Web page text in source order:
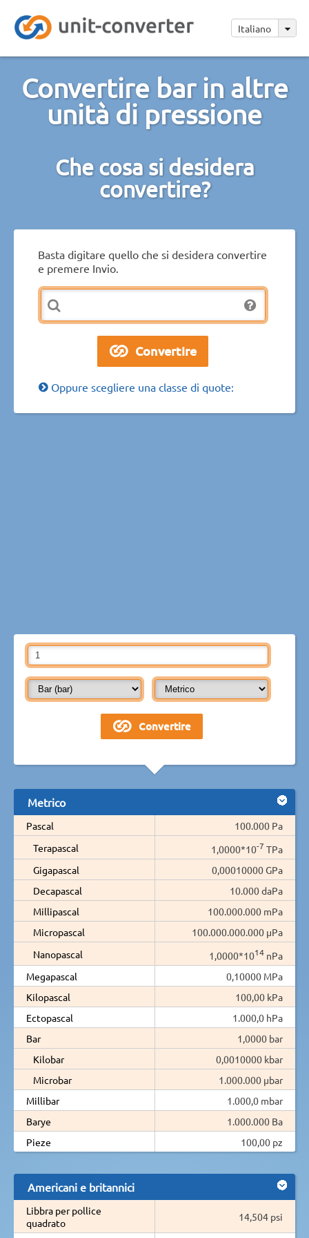
Italiano
Convertire bar in altre
unità di pressione
Che cosa si desidera
convertire?
Basta digitare quello che si desidera convertire
e premere Invio.
Oppure scegliere una classe di quote:
Metrico
Pascal
100.000 Pa
Terapascal
1,0000*10-7 TPa
Gigapascal
0,00010000 GPa
Decapascal
10.000 daPa
Millipascal
100.000.000 mPa
Micropascal
100.000.000.000 µPa
Nanopascal
1,0000*1014 nPa
Megapascal
0,10000 MPa
Kilopascal
100,00 kPa
Ectopascal
1.000,0 hPa
Bar
1,0000 bar
Kilobar
0,0010000 kbar
Microbar
1.000.000 µbar
Millibar
1.000,0 mbar
Barye
1.000.000 Ba
Pieze
100,00 pz
Americani e britannici
Libbra per pollice
quadrato
14,504 psi